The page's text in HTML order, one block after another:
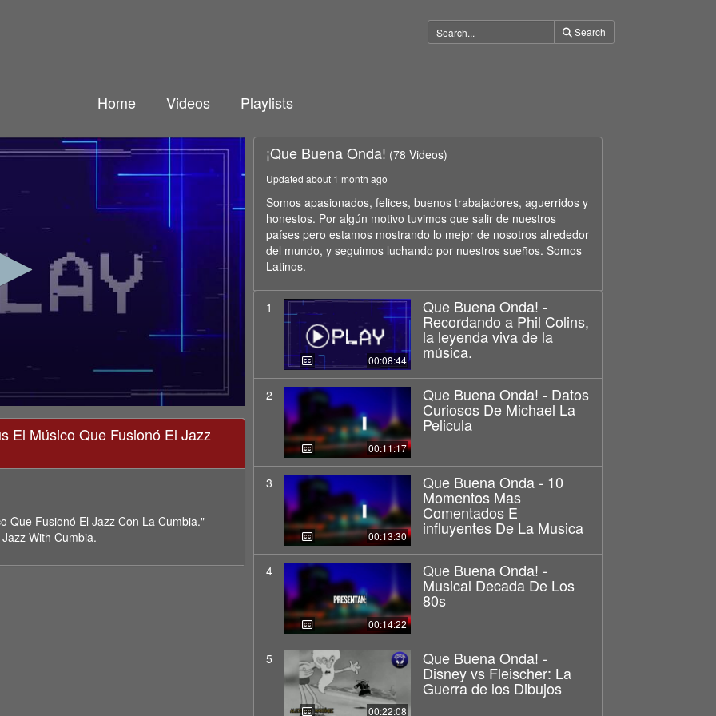
Search
Home Videos Playlists
El Músico Que Fusionó El Jazz
Que Fusionó El Jazz Con La Cumbia."
With Cumbia.
¡Que Buena Onda! (78 Videos)
Updated about 1 month ago
Somos apasionados, felices, buenos trabajadores, aguerridos y
honestos. Por algún motivo tuvimos que salir de nuestros
países pero estamos mostrando lo mejor de nosotros alrededor
del mundo, y seguimos luchando por nuestros sueños. Somos
Latinos.
1
00:08:44
Que Buena Onda! -
Recordando a Phil Colins,
la leyenda viva de la
música.
2
00:11:17
Que Buena Onda! - Datos
Curiosos De Michael La
Pelicula
3
00:13:30
Que Buena Onda - 10
Momentos Mas
Comentados E
influyentes De La Musica
4
00:14:22
Que Buena Onda! -
Musical Decada De Los
80s
5
00:22:08
Que Buena Onda! -
Disney vs Fleischer: La
Guerra de los Dibujos